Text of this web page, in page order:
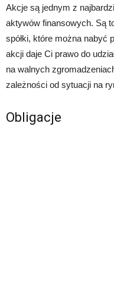
Akcje są jednym z
aktywów finansowych. Są
spółki, które można nabyć
akcji daje Ci prawo do
na walnych
zależności od sytuacji na
Obligacje